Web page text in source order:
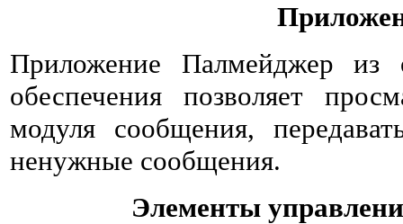
Приложение Палмейджер из
обеспечения позволяет
модуля сообщения,
ненужные сообщения.
Элементы